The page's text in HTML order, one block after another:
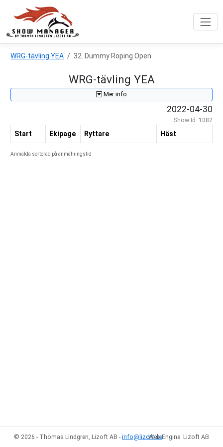
WRG-tävling YEA 32. Dummy Roping Open
WRG-tävling YEA
Mer info
2022-04-30
Show Id: 1082
Start Ekipage Ryttare Häst
Anmälda sorterad på anmälningstid
© 2026 - Thomas Lindgren, Lizoft AB - info@lizoft.seWeb Engine: Lizoft AB